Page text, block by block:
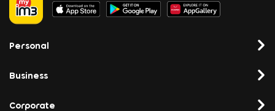
Personal
Business
Corporate